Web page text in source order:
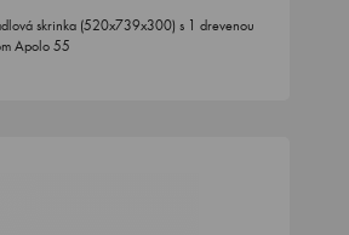
skrinka (520x739x300) s 1 drevenou
Apolo 55